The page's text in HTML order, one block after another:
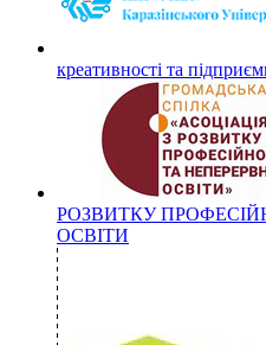
креативності та
РОЗВИТКУ
ОСВІТИ